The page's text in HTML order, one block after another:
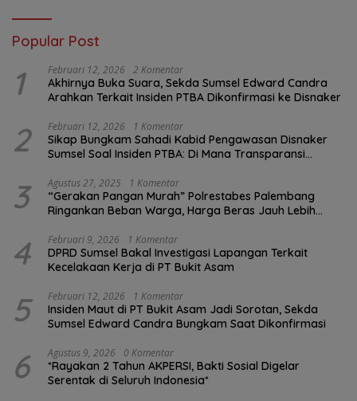
Popular Post
1 Februari 12, 2026 2 Komentar
Akhirnya Buka Suara, Sekda Sumsel Edward Candra
Arahkan Terkait Insiden PTBA Dikonfirmasi ke Disnaker
2 Februari 12, 2026 1 Komentar
Sikap Bungkam Sahadi Kabid Pengawasan Disnaker
Sumsel Soal Insiden PTBA: Di Mana Transparansi
3 Agustus 27, 2025 1 Komentar
“Gerakan Pangan Murah” Polrestabes Palembang
Ringankan Beban Warga, Harga Beras Jauh Lebih
4 Februari 9, 2026 1 Komentar
DPRD Sumsel Bakal Investigasi Lapangan Terkait
Kecelakaan Kerja di PT Bukit Asam
5 Februari 12, 2026 1 Komentar
Insiden Maut di PT Bukit Asam Jadi Sorotan, Sekda
Sumsel Edward Candra Bungkam Saat Dikonfirmasi
6 Agustus 9, 2026 0 Komentar
*Rayakan 2 Tahun AKPERSI, Bakti Sosial Digelar
Serentak di Seluruh Indonesia*